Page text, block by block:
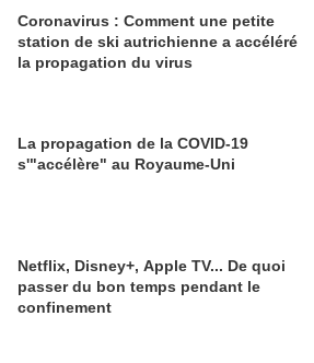
Coronavirus : Comment une petite
station de ski autrichienne a accéléré
la propagation du virus
La propagation de la COVID-19
s'"accélère" au Royaume-Uni
Netflix, Disney+, Apple TV... De quoi
passer du bon temps pendant le
confinement